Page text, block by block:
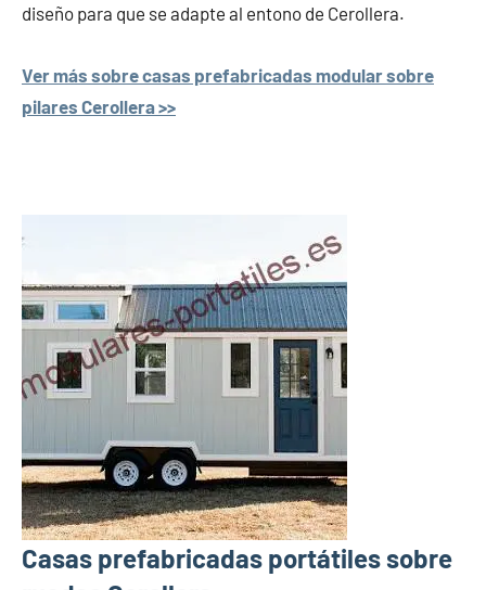
diseño para que se adapte al entono de Cerollera.
Ver más sobre casas prefabricadas modular sobre
pilares Cerollera >>
Casas prefabricadas portátiles sobre